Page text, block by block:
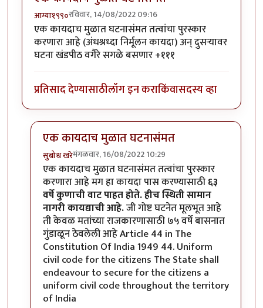
आग्या१९९०रविवार, 14/08/2022 09:16
एक कायदाच मुळात घटनासंमत तत्वांचा पुरस्कार
करणारा आहे (अंधश्रध्दा निर्मूलन कायदा) अन् दुसऱ्यावर
घटना खंडपीठ वगैरे सगळे बसणार +१११
प्रतिसाद देण्यासाठीलॉग इन कराकिंवासदस्य व्हा
एक कायदाच मुळात घटनासंमत
सुबोध खरेमंगळवार, 16/08/2022 10:29
In reply toएक कायदाच मुळात घटनासंमतby
एक कायदाच मुळात घटनासंमत तत्वांचा पुरस्कार
करणारा आहे मग हा कायदा पास करण्यासाठी६३
वर्षे कुणाची वाट पाहत होते.हीच स्थिती सामान
नागरी कायद्याची आहे.जी गोष्ट घटनेत मूलभूत आहे
ती केवळ मतांच्या राजकारणासाठी ७५ वर्षे बासनात
गुंडाळून ठेवलेली आहे Article 44 in The
Constitution Of India 1949 44. Uniform
civil code for the citizens The State shall
endeavour to secure for the citizens a
uniform civil code throughout the territory
of India